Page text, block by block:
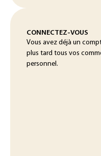
CONNECTEZ-VOUS
Vous avez déjà un
plus tard tous vos
personnel.